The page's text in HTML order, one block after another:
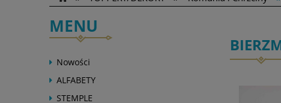
MENU
Nowości
ALFABETY
STEMPLE